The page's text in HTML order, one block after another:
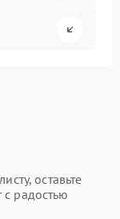
оставьте
радостью